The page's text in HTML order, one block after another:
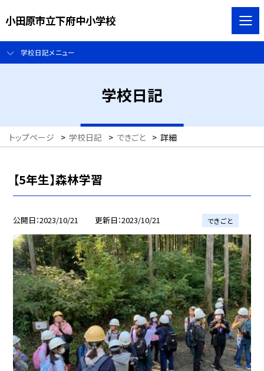
小田原市立下府中小学校
学校日記メニュー
学校日記
トップページ > 学校日記 > できごと > 詳細
【5年生】森林学習
公開日 2023/10/21 更新日 2023/10/21 できごと